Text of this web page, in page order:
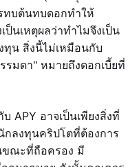
ทบต้นทบดอกทำให้
ป็นเหตุผลว่าทำไมจึงเป็น
ทุน สิ่งนี้ไม่เหมือนกับ
รมดา" หมายถึงดอกเบี้ยที่
APY อาจเป็นเพียงสิ่งที่
ลงทุนคริปโตที่ต้องการ
ขณะที่ถือครอง มี